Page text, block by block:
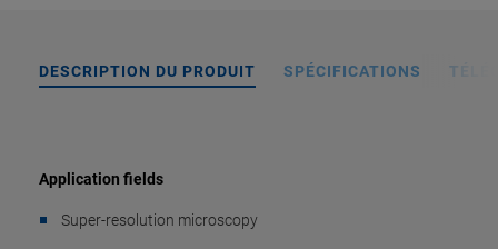
DESCRIPTION DU PRODUIT SPÉCIFICATIONS
Application fields
Super-resolution microscopy